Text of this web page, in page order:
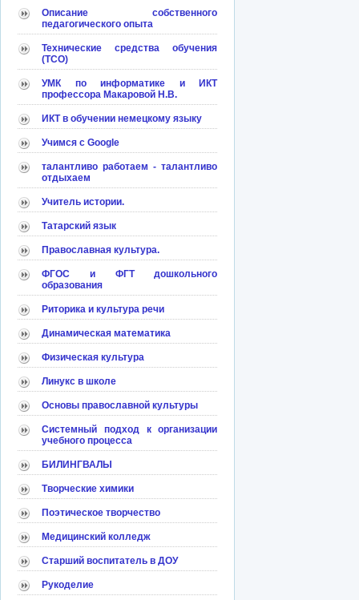
Описание собственного
педагогического опыта
Технические средства обучения
(ТСО)
УМК по информатике и ИКТ
профессора Макаровой Н.В.
ИКТ в обучении немецкому языку
Учимся с Google
талантливо работаем - талантливо
отдыхаем
Учитель истории.
Татарский язык
Православная культура.
ФГОС и ФГТ дошкольного
образования
Риторика и культура речи
Динамическая математика
Физическая культура
Линукс в школе
Основы православной культуры
Системный подход к организации
учебного процесса
БИЛИНГВАЛЫ
Творческие химики
Поэтическое творчество
Медицинский колледж
Старший воспитатель в ДОУ
Рукоделие